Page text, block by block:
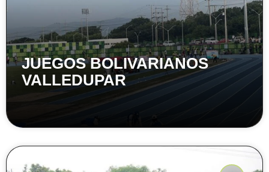
JUEGOS BOLIVARIANOS
VALLEDUPAR